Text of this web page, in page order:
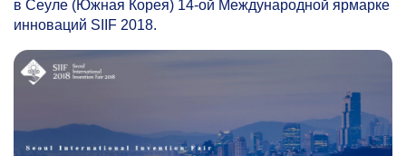
в Сеуле (Южная Корея) 14-ой Международной ярмарке
инноваций SIIF 2018.